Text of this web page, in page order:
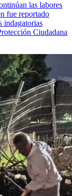
las labores
fue reportado
indagatorias
Ciudadana